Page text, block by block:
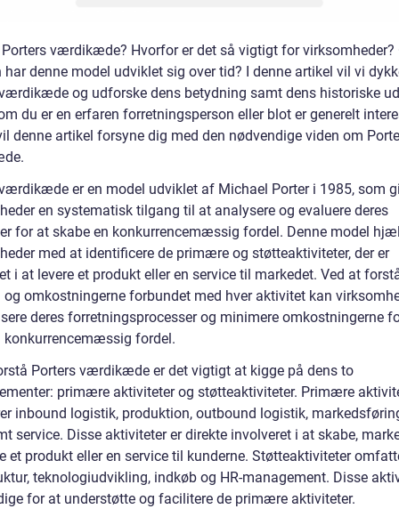
Porters værdikæde? Hvorfor er det så vigtigt for virksomheder?
har denne model udviklet sig over tid? I denne artikel vil vi
og udforske dens betydning samt dens historiske
du er en erfaren forretningsperson eller blot er generelt
denne artikel forsyne dig med den nødvendige viden om
er en model udviklet af Michael Porter i 1985, som
en systematisk tilgang til at analysere og evaluere deres
for at skabe en konkurrencemæssig fordel. Denne model
med at identificere de primære og støtteaktiviteter, der er
i at levere et produkt eller en service til markedet. Ved at
omkostningerne forbundet med hver aktivitet kan
deres forretningsprocesser og minimere omkostningerne
konkurrencemæssig fordel.
Porters værdikæde er det vigtigt at kigge på dens to
primære aktiviteter og støtteaktiviteter. Primære
inbound logistik, produktion, outbound logistik,
service. Disse aktiviteter er direkte involveret i at skabe,
et produkt eller en service til kunderne. Støtteaktiviteter
teknologiudvikling, indkøb og HR-management. Disse
for at understøtte og facilitere de primære aktiviteter.